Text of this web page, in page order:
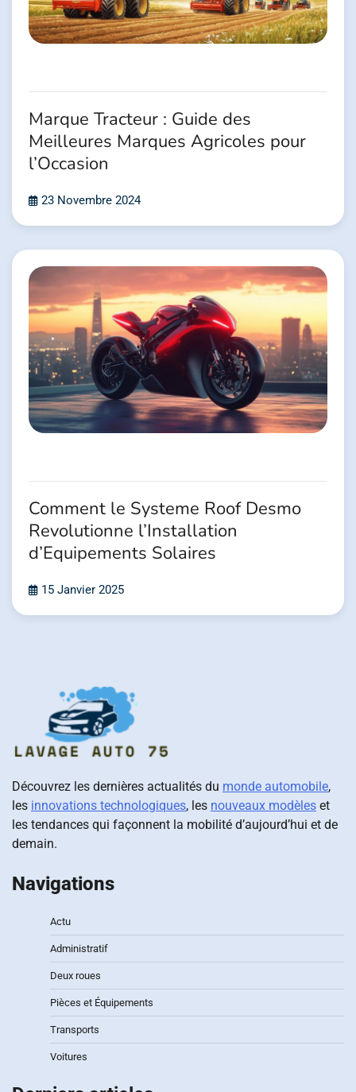
Marque Tracteur : Guide des
Meilleures Marques Agricoles pour
l’Occasion
23 Novembre 2024
Comment le Systeme Roof Desmo
Revolutionne l’Installation
d’Equipements Solaires
15 Janvier 2025
Découvrez les dernières actualités du monde automobile,
les innovations technologiques, les nouveaux modèles et
les tendances qui façonnent la mobilité d’aujourd’hui et de
demain.
Navigations
Actu
Administratif
Deux roues
Pièces et Équipements
Transports
Voitures